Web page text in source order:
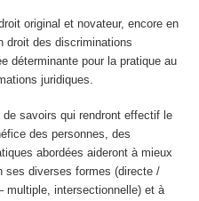
original et novateur, encore en
droit des discriminations
déterminante pour la pratique au
juridiques.
de savoirs qui rendront effectif le
des personnes, des
abordées aideront à mieux
ses diverses formes (directe /
multiple, intersectionnelle) et à